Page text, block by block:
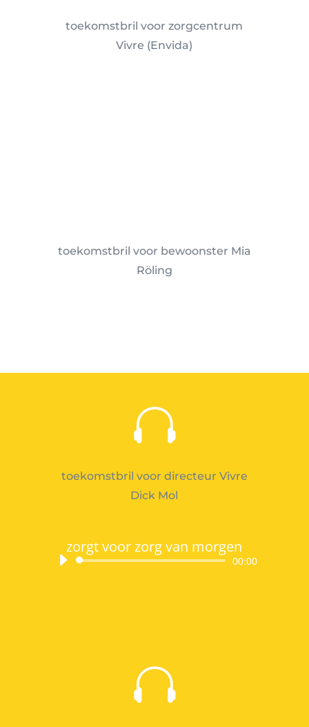
toekomstbril voor zorgcentrum
Vivre (Envida)
toekomstbril voor bewoonster Mia
Röling

toekomstbril voor directeur Vivre
Dick Mol
zorgt voor zorg van morgen
Audiospeler 00:00
